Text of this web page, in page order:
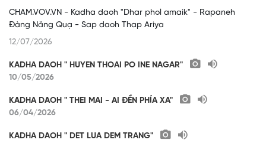
CHAM.VOV.VN - Kadha daoh "Dhar phol amaik" - Rapaneh
Đàng Năng Quạ - Sap daoh Thap Ariya
12/07/2026
KADHA DAOH " HUYEN THOAI PO INE NAGAR"
10/05/2026
KADHA DAOH " THEI MAI - AI ĐỀN PHÍA XA"
06/04/2026
KADHA DAOH " DET LUA DEM TRANG"